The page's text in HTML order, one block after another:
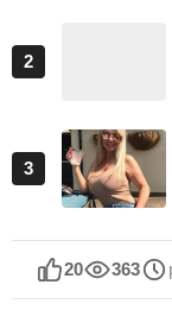
2
3
20 363